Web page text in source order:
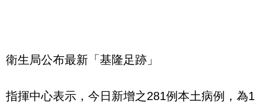
衛生局公布最新「基隆足跡」
指揮中心表示，今日新增之281例本土病例，為1